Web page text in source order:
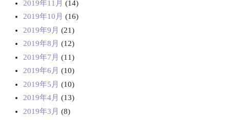
2019年11月 (14)
2019年10月 (16)
2019年9月 (21)
2019年8月 (12)
2019年7月 (11)
2019年6月 (10)
2019年5月 (10)
2019年4月 (13)
2019年3月 (8)